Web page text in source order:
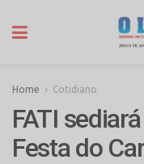
Home Cotidiano
FATI
Festa do